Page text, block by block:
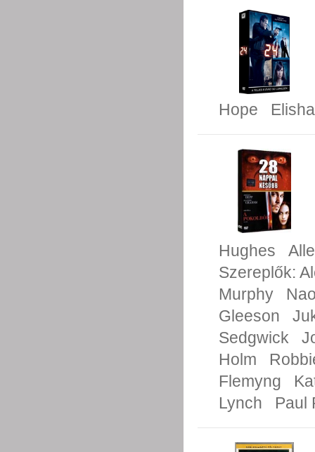
Hope
Hughes
Szereplők:
Murphy
Gleeson
Sedgwick
Holm
Flemyng
Lynch
Paul